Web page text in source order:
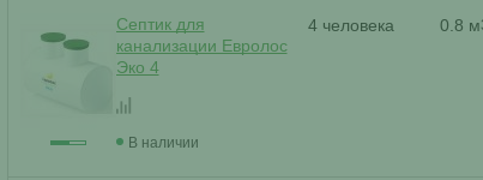
Септик для
канализации Евролос
Эко 4
В наличии
4 человека 0.8 м